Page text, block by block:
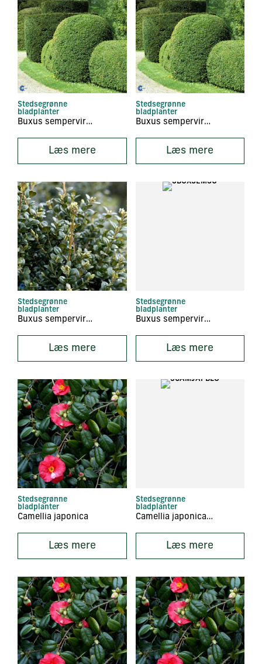
Stedsegrønne
bladplanter
Buxus sempervirens ‘Nopur’
Læs mere
Stedsegrønne
bladplanter
Buxus sempervirens ‘Northern Charm’
Læs mere
Stedsegrønne
bladplanter
Buxus sempervirens ‘Rotundifolia’
Læs mere
Stedsegrønne
bladplanter
Buxus sempervirens ‘Suffruticosa’
Læs mere
Stedsegrønne
bladplanter
Camellia japonica
Læs mere
Stedsegrønne
bladplanter
Camellia japonica ‘Blood of China’
Læs mere